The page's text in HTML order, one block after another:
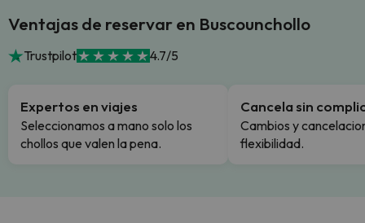
Ventajas de reservar en Buscounchollo
Trustpilot 4.7/5
Expertos en viajes
Seleccionamos a mano solo los
chollos que valen la pena.
Cancela sin
Cambios y
flexibilidad.